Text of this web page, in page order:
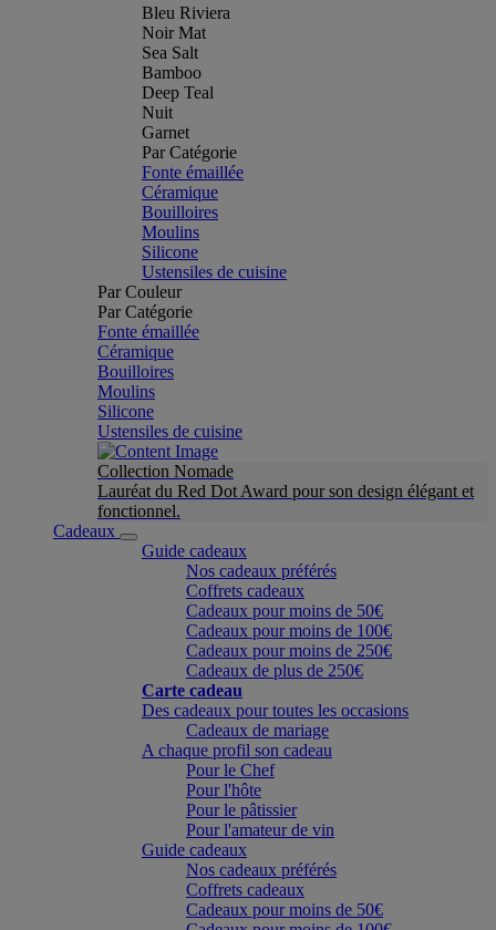
Bleu Riviera
Noir Mat
Sea Salt
Bamboo
Deep Teal
Nuit
Garnet
Par Catégorie
Fonte émaillée
Céramique
Bouilloires
Moulins
Silicone
Ustensiles de cuisine
Par Couleur
Par Catégorie
Fonte émaillée
Céramique
Bouilloires
Moulins
Silicone
Ustensiles de cuisine
Collection Nomade
Lauréat du Red Dot Award pour son design élégant et
fonctionnel.
Cadeaux
Guide cadeaux
Nos cadeaux préférés
Coffrets cadeaux
Cadeaux pour moins de 50€
Cadeaux pour moins de 100€
Cadeaux pour moins de 250€
Cadeaux de plus de 250€
Carte cadeau
Des cadeaux pour toutes les occasions
Cadeaux de mariage
A chaque profil son cadeau
Pour le Chef
Pour l'hôte
Pour le pâtissier
Pour l'amateur de vin
Guide cadeaux
Nos cadeaux préférés
Coffrets cadeaux
Cadeaux pour moins de 50€